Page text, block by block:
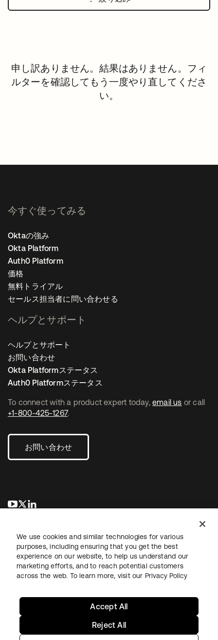
申し訳ありません。結果はありません。フィ
ルターを確認してもう一度やり直してくださ
い。
To connect with a product expert today, email us or call
+1-800-425-1267.
お問い合わせ
新しいタブで開く
新しいタブで開く
今すぐ使ってみる
Oktaの強み
Okta Platform
Auth0 Platform
価格
無料トライアル
セールス担当者に問い合わせる
ヘルプとサポート
ヘルプとサポート
お問い合わせ
Okta Platformステータス
Auth0 Platformステータス
法務プライバシーポリシーサイト利用規約セキュリティ
We use cookies and similar technologies for various
purposes, including ensuring that you get the best
experience on our website, to help us understand our
marketing efforts, and to reach potential customers
across the web. To learn more, visit our Privacy Policy
Reject All
Accept All